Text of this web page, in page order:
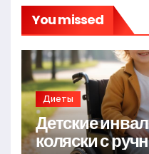
You missed
Диеты
Детские
коляски с